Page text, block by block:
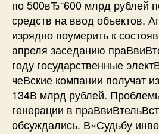
по 500вЂ“600 млрд рублей
средств на ввод объектов.
изрядно поумерить к
апреля заседанию
году государственные
чеВ­ские компании получат
134В млрд рублей.
генерации в
обсуждались. В«Судьбу